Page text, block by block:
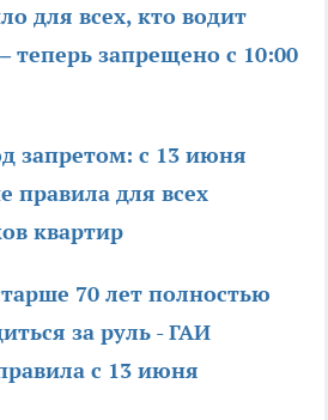
для всех, кто водит
теперь запрещено с 10:00
запретом: с 13 июня
правила для всех
квартир
70 лет полностью
за руль - ГАИ
с 13 июня